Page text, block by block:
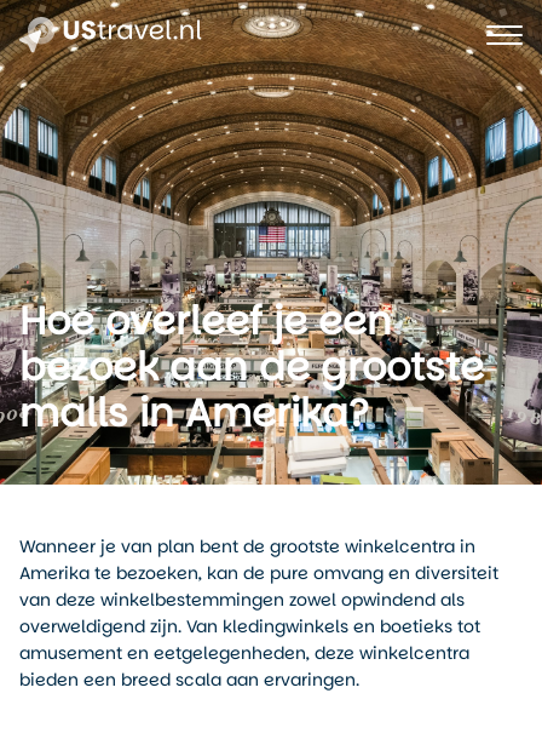
Hoe overleef je een
bezoek aan de grootste
malls in Amerika?
Wanneer je van plan bent de grootste winkelcentra in
Amerika te bezoeken, kan de pure omvang en diversiteit
van deze winkelbestemmingen zowel opwindend als
overweldigend zijn. Van kledingwinkels en boetieks tot
amusement en eetgelegenheden, deze winkelcentra
bieden een breed scala aan ervaringen.